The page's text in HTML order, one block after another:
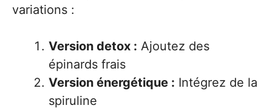
variations :
Version detox : Ajoutez des
épinards frais
Version énergétique : Intégrez de la
spiruline